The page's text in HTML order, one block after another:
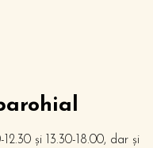
12.30 și 13.30-18.00, dar și